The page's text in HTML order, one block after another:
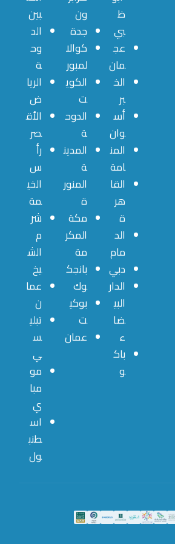
ظ
بي
عج
مان
الخ
بر
أس
وان
المن
امة
القا
هر
ة
الد
مام
دبي
الدار
البي
ضا
ء
باك
و
ون
جدة
كوالا
لمبور
الكوي
ت
الدوح
ة
المدين
ة
المنور
ة
مكة
المكر
مة
بانجك
وك
بوكي
ت
عمان
بين
الد
وح
ة
الريا
ض
الأق
صر
رأ
س
الخي
مة
شر
م
الش
يخ
عما
ن
تبلي
س
ي
مو
مبا
ي
اس
طنب
ول